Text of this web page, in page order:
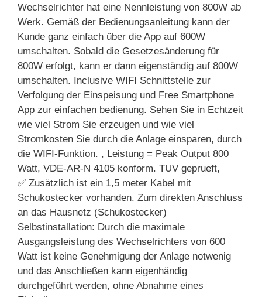
Wechselrichter hat eine Nennleistung von 800W ab
Werk. Gemäß der Bedienungsanleitung kann der
Kunde ganz einfach über die App auf 600W
umschalten. Sobald die Gesetzesänderung für
800W erfolgt, kann er dann eigenständig auf 800W
umschalten. Inclusive WIFI Schnittstelle zur
Verfolgung der Einspeisung und Free Smartphone
App zur einfachen bedienung. Sehen Sie in Echtzeit
wie viel Strom Sie erzeugen und wie viel
Stromkosten Sie durch die Anlage einsparen, durch
die WIFI-Funktion. , Leistung = Peak Output 800
Watt, VDE-AR-N 4105 konform. TUV geprueft,
✅ Zusätzlich ist ein 1,5 meter Kabel mit
Schukostecker vorhanden. Zum direkten Anschluss
an das Hausnetz (Schukostecker)
Selbstinstallation: Durch die maximale
Ausgangsleistung des Wechselrichters von 600
Watt ist keine Genehmigung der Anlage notwenig
und das Anschließen kann eigenhändig
durchgeführt werden, ohne Abnahme eines